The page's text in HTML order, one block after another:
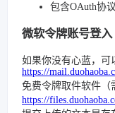
包含OAuth协
微软令牌账号登入
如果你没有心蓝，可
https://
免费令牌取件软件（
https://